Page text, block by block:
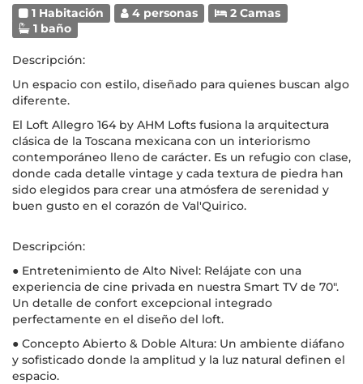
1 Habitación 4 personas
2 Camas
1 baño
Descripción:
Un espacio con estilo, diseñado para quienes buscan algo
diferente.
El Loft Allegro 164 by AHM Lofts fusiona la arquitectura
clásica de la Toscana mexicana con un interiorismo
contemporáneo lleno de carácter. Es un refugio con clase,
donde cada detalle vintage y cada textura de piedra han
sido elegidos para crear una atmósfera de serenidad y
buen gusto en el corazón de Val'Quirico.
Descripción:
● Entretenimiento de Alto Nivel: Relájate con una
experiencia de cine privada en nuestra Smart TV de 70".
Un detalle de confort excepcional integrado
perfectamente en el diseño del loft.
● Concepto Abierto & Doble Altura: Un ambiente diáfano
y sofisticado donde la amplitud y la luz natural definen el
espacio.